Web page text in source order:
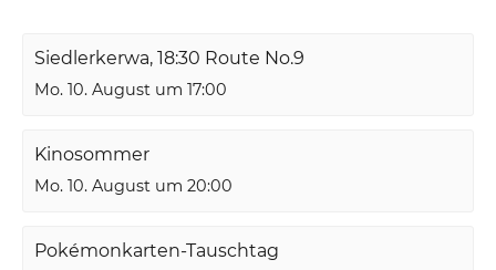
Siedlerkerwa, 18:30 Route No.9
Mo. 10. August um 17:00
Kinosommer
Mo. 10. August um 20:00
Pokémonkarten-Tauschtag